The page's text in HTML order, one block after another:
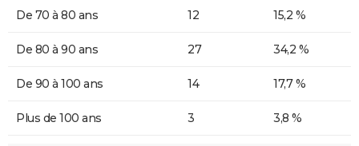
De 70 à 80 ans 12 15,2 %
De 80 à 90 ans 27 34,2 %
De 90 à 100 ans 14 17,7 %
Plus de 100 ans 3 3,8 %